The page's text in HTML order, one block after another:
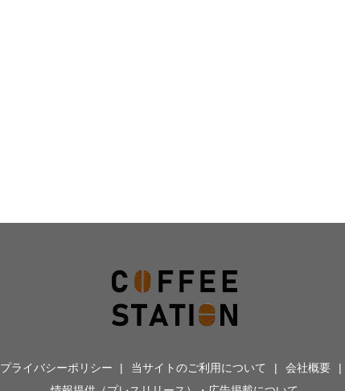
プライバシーポリシー 当サイトのご利用について
会社概要